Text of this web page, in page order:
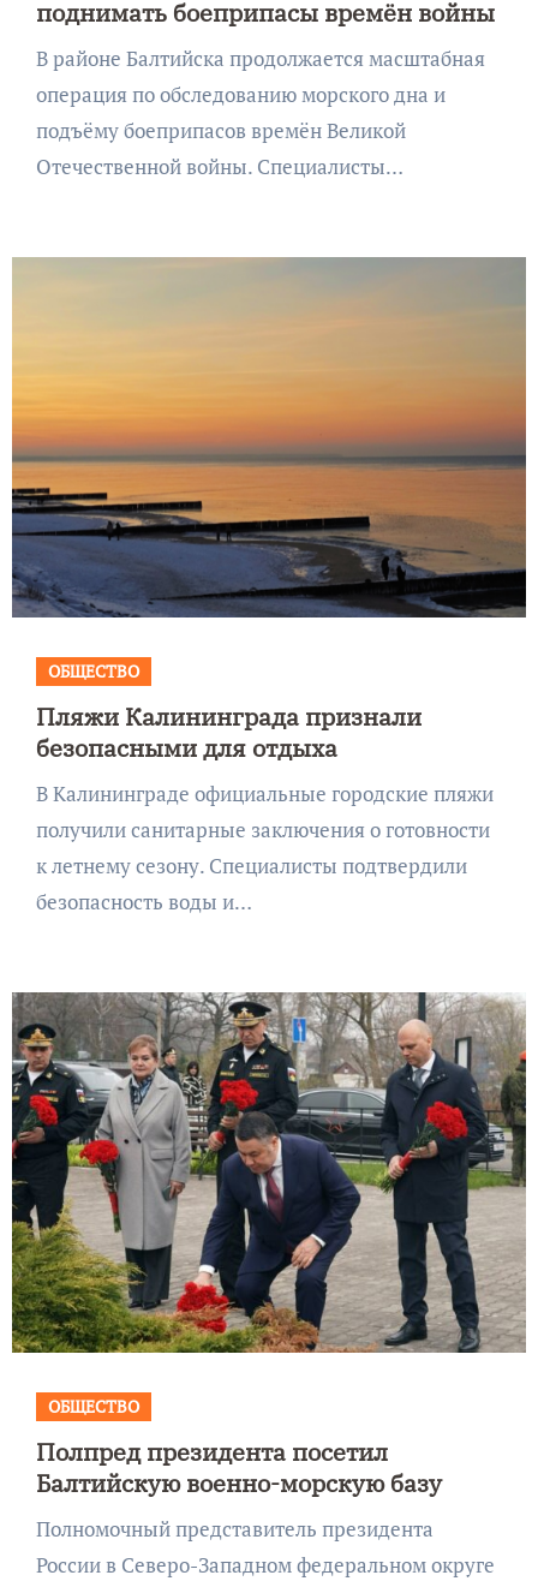
поднимать боеприпасы времён войны
В районе Балтийска продолжается масштабная
операция по обследованию морского дна и
подъёму боеприпасов времён Великой
Отечественной войны. Специалисты…
ОБЩЕСТВО
Пляжи Калининграда признали
безопасными для отдыха
В Калининграде официальные городские пляжи
получили санитарные заключения о готовности
к летнему сезону. Специалисты подтвердили
безопасность воды и…
ОБЩЕСТВО
Полпред президента посетил
Балтийскую военно-морскую базу
Полномочный представитель президента
России в Северо-Западном федеральном округе